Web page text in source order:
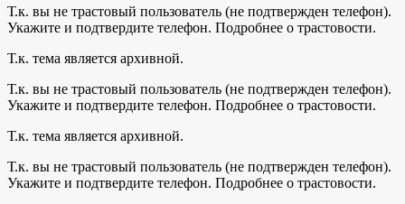
Т.к. вы не трастовый пользователь (не подтвержден телефон).
Укажите и подтвердите телефон. Подробнее о трастовости.
Т.к. тема является архивной.
Т.к. вы не трастовый пользователь (не подтвержден телефон).
Укажите и подтвердите телефон. Подробнее о трастовости.
Т.к. тема является архивной.
Т.к. вы не трастовый пользователь (не подтвержден телефон).
Укажите и подтвердите телефон. Подробнее о трастовости.